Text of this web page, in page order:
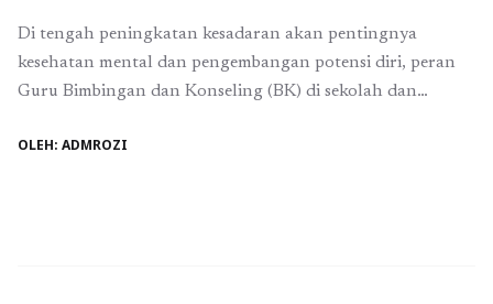
Di tengah peningkatan kesadaran akan pentingnya
kesehatan mental dan pengembangan potensi diri, peran
Guru Bimbingan dan Konseling (BK) di sekolah dan
semakin sentral. Institusi pendidikan membutuhkan tenaga
OLEH: ADMROZI